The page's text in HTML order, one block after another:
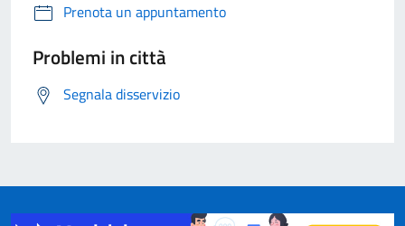
Prenota un appuntamento
Problemi in città
Segnala disservizio